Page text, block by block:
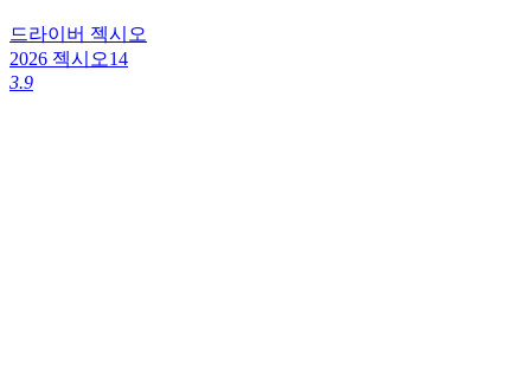
드라이버 젝시오
2026 젝시오14
3.9